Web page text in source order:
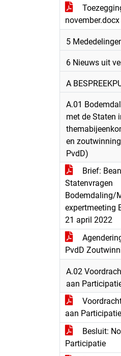
november.docx
5
6 Nieuws uit
A
A.01
met de Staten
en
PvdD)
Brief:
Statenvragen
Bodemdaling/
expertmeeting
21 april 2022
PvdD
A.02
aan
aan Participatie
Besluit:
Participatie